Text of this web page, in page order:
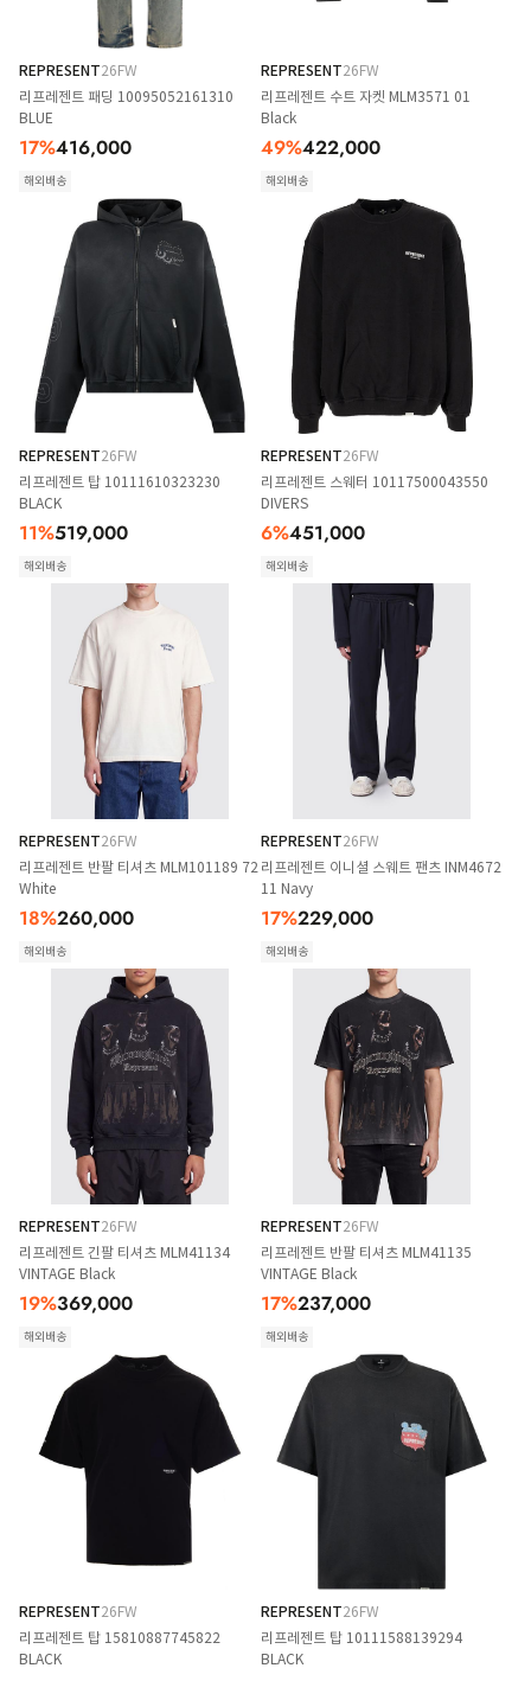
REPRESENT26FW
리프레젠트 패딩 10095052161310
BLUE
17%416,000
해외배송
REPRESENT26FW
리프레젠트 수트 자켓 MLM3571 01
Black
49%422,000
해외배송
REPRESENT26FW
리프레젠트 탑 10111610323230
BLACK
11%519,000
해외배송
REPRESENT26FW
리프레젠트 스웨터 10117500043550
DIVERS
6%451,000
해외배송
REPRESENT26FW
리프레젠트 반팔 티셔츠 MLM101189 72
White
18%260,000
해외배송
REPRESENT26FW
리프레젠트 이니셜 스웨트 팬츠 INM4672
11 Navy
17%229,000
해외배송
REPRESENT26FW
리프레젠트 긴팔 티셔츠 MLM41134
VINTAGE Black
19%369,000
해외배송
REPRESENT26FW
리프레젠트 반팔 티셔츠 MLM41135
VINTAGE Black
17%237,000
해외배송
REPRESENT26FW
리프레젠트 탑 15810887745822
BLACK
REPRESENT26FW
리프레젠트 탑 10111588139294
BLACK